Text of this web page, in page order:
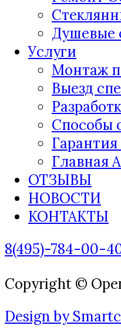
Душевые
Услуги
Монтаж
Выезд
Способы
Главная
ОТЗЫВЫ
НОВОСТИ
КОНТАКТЫ
8(495)-784-00-
Copyright ©
Design by